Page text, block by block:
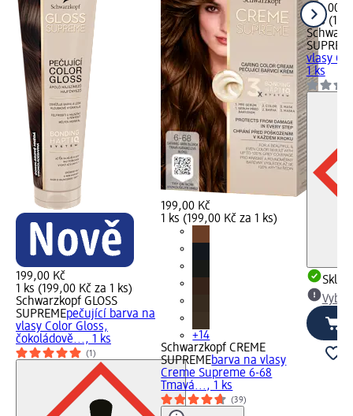
199,00 Kč
1 ks (199,00 Kč za 1 ks)
Schwarzkopf GLOSS
SUPREMEpečující barva na
vlasy Color Gloss,
čokoládově..., 1 ks
(1)
199,00 Kč
1 ks (199,00 Kč za 1 ks)
+14
Schwarzkopf CREME
SUPREMEbarva na vlasy
Creme Supreme 6-68
Tmavá..., 1 ks
(39)
199,00
1 ks
vlasy
1 ks